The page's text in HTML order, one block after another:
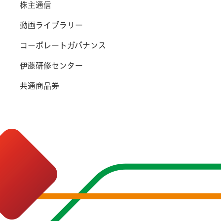
株主通信
動画ライブラリー
コーポレートガバナンス
伊藤研修センター
共通商品券